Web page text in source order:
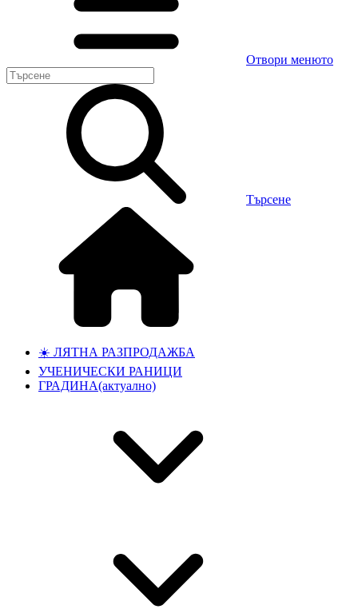
Отвори менюто
Търсене
☀️ ЛЯТНА РАЗПРОДАЖБА
УЧЕНИЧЕСКИ РАНИЦИ
ГРАДИНА(актуално)